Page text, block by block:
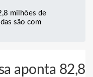
milhões de
são com
aponta 82,8